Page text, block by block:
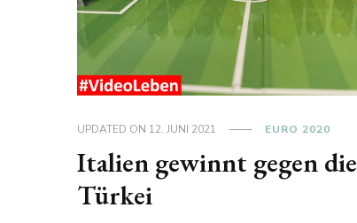
UPDATED ON 12. JUNI 2021 EURO 2020
Italien gewinnt gegen die
Türkei